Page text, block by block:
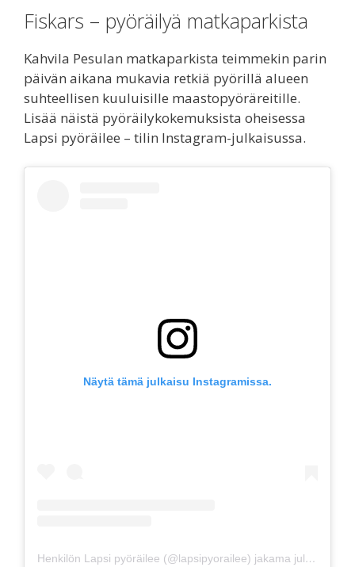
Fiskars – pyöräilyä matkaparkista
Kahvila Pesulan matkaparkista teimmekin parin
päivän aikana mukavia retkiä pyörillä alueen
suhteellisen kuuluisille maastopyöräreitille.
Lisää näistä pyöräilykokemuksista oheisessa
Lapsi pyöräilee – tilin Instagram-julkaisussa.
Näytä tämä julkaisu Instagramissa.
Henkilön Lapsi pyöräilee (@lapsipyorailee) jakama julkaisu